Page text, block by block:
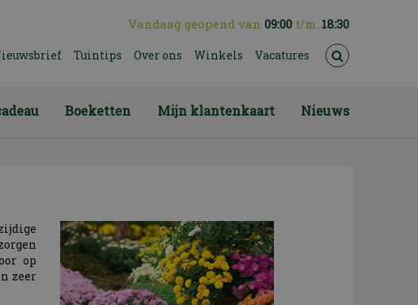
Vandaag geopend van 09:00 t/m. 18:30
Tuintips Over ons Winkels Vacatures
Boeketten Mijn klantenkaart Nieuws
op
zeer